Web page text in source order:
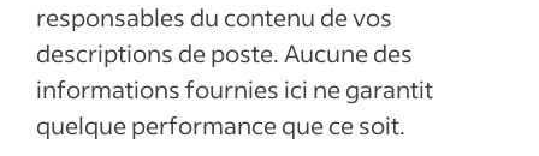
responsables du contenu de vos
descriptions de poste. Aucune des
informations fournies ici ne garantit
quelque performance que ce soit.